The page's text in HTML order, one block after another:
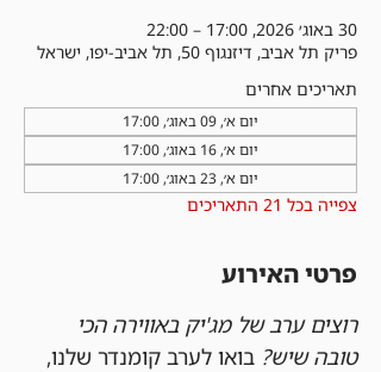
30 באוג׳ 2026, 17:00 – 22:00
פריק תל אביב, דיזנגוף 50, תל אביב-יפו, ישראל
תאריכים אחרים
יום א׳, 09 באוג׳, 17:00
יום א׳, 16 באוג׳, 17:00
יום א׳, 23 באוג׳, 17:00
צפייה בכל 21 התאריכים
פרטי האירוע
רוצים ערב של מג'יק באווירה הכי
טובה שיש? בואו לערב קומנדר שלנו,